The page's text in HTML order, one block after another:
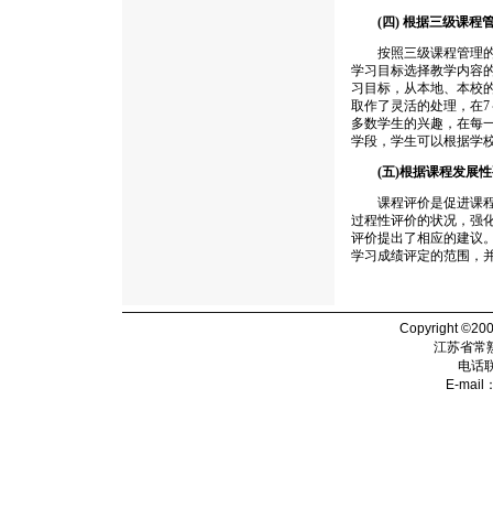
(四) 根据三级课程
按照三级课程管理的
学习目标选择教学内容
习目标，从本地、本校
取作了灵活的处理，在
多数学生的兴趣，在每
学段，学生可以根据学
(五)根据课程发展
课程评价是促进课程
过程性评价的状况，强
评价提出了相应的建议
学习成绩评定的范围，
Copyright
江苏省常
电话
E-mail